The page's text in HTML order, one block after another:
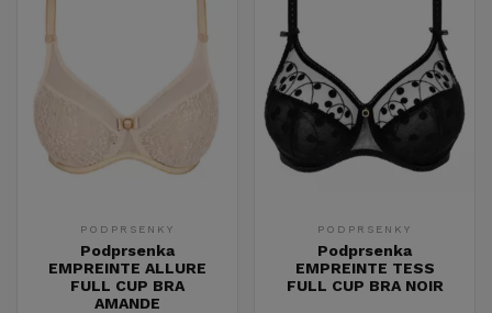
PODPRSENKY
Podprsenka
EMPREINTE ALLURE
FULL CUP BRA
AMANDE
PODPRSENKY
Podprsenka
EMPREINTE TESS
FULL CUP BRA NOIR